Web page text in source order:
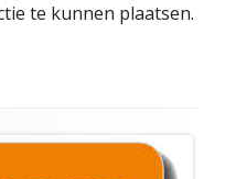
te kunnen plaatsen.